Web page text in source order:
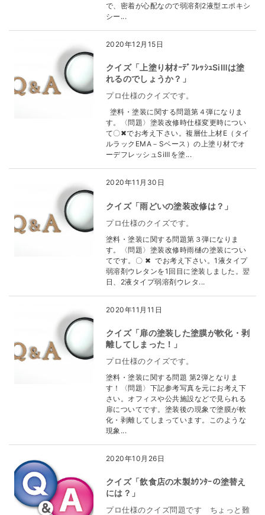
で、密着が心配なので弱溶剤2液型エポキシ
シー...
2020年12月15日
クイズ「上塗り材ｵｰﾃﾞﾌﾚｯｼｭSiⅢは塗
れるのでしょうか？」
プロ仕様のクイズです。
塗料・塗装に関する問題第４弾になりま
す。〈問題〉塗装改修時仕様変更時につい
て〇✖でお考え下さい。複層仕上材E（タイ
ルラックEMA－Sベース）の上塗り材でオ
ーデフレッシュSiⅢを塗...
2020年11月30日
クイズ「雨どいの塗装改修は？」
プロ仕様のクイズです。
塗料・塗装に関する問題第３弾になりま
す。〈問題〉塗装改修時雨樋の塗装につい
てです。〇 ✖ でお考え下さい。1液タイプ
弱溶剤ウレタンを1回目に塗装しました。翌
日、2液タイプ弱溶剤ウレタ...
2020年11月11日
クイズ「扉の塗装した塗膜が軟化・剥
離してしまった！」
プロ仕様のクイズです。
塗料・塗装に関する問題 第2弾となりま
す！〈問題〉下記参考写真を元にお考え下
さい。オフィスや公共施設などで見られる
扉についてです。塗装後の現象で塗膜が軟
化・剥離してしまっています。このような
現象...
2020年10月26日
クイズ「飲食店の木製ｶｳﾝﾀｰの塗替え
には？」
プロ仕様のクイズ問題です ちょっと難